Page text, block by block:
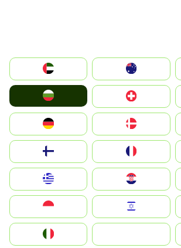
الإمارات العربية المتحدة
Switzerland
Deutschland
United Kingdom
Magyarország